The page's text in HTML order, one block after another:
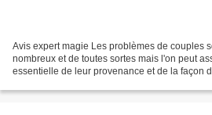
Avis expert magie Les problèmes de couples
nombreux et de toutes sortes mais l'on peut
essentielle de leur provenance et de la façon